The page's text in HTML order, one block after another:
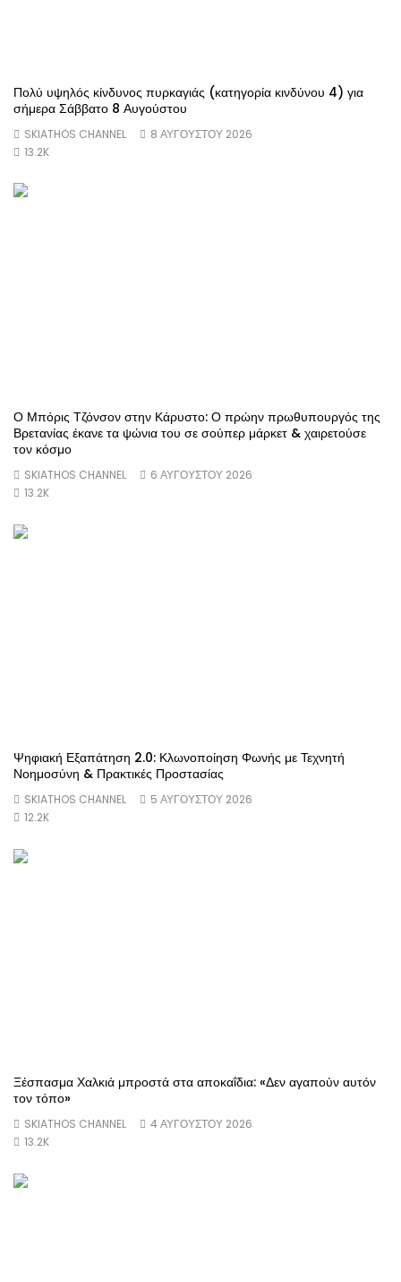
Πολύ υψηλός κίνδυνος πυρκαγιάς (κατηγορία κινδύνου 4) για
σήμερα Σάββατο 8 Αυγούστου
SKIATHOS CHANNEL
8 ΑΥΓΟΎΣΤΟΥ 2026
13.2K
Ο Μπόρις Τζόνσον στην Κάρυστο: Ο πρώην πρωθυπουργός της
Βρετανίας έκανε τα ψώνια του σε σούπερ μάρκετ & χαιρετούσε
τον κόσμο
SKIATHOS CHANNEL
6 ΑΥΓΟΎΣΤΟΥ 2026
13.2K
Ψηφιακή Εξαπάτηση 2.0: Κλωνοποίηση Φωνής με Τεχνητή
Νοημοσύνη & Πρακτικές Προστασίας
SKIATHOS CHANNEL
5 ΑΥΓΟΎΣΤΟΥ 2026
12.2K
Ξέσπασμα Χαλκιά μπροστά στα αποκαΐδια: «Δεν αγαπούν αυτόν
τον τόπο»
SKIATHOS CHANNEL
4 ΑΥΓΟΎΣΤΟΥ 2026
13.2K